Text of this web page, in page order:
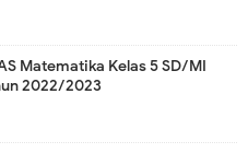
Matematika Kelas 5 SD/MI
2022/2023